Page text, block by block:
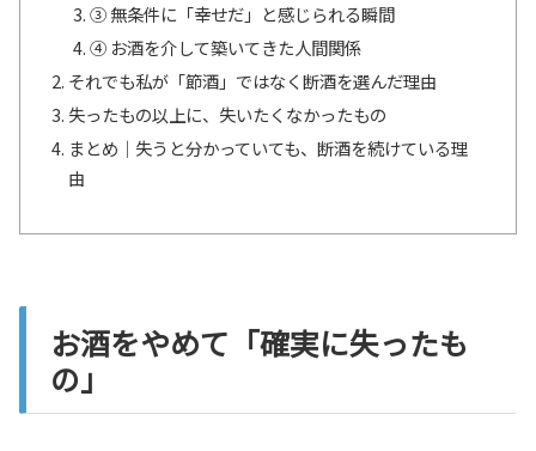
③ 無条件に「幸せだ」と感じられる瞬間
④ お酒を介して築いてきた人間関係
それでも私が「節酒」ではなく断酒を選んだ理由
失ったもの以上に、失いたくなかったもの
まとめ｜失うと分かっていても、断酒を続けている理
由
お酒をやめて「確実に失ったも
の」